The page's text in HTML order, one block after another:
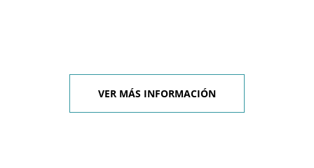
VER MÁS INFORMACIÓN